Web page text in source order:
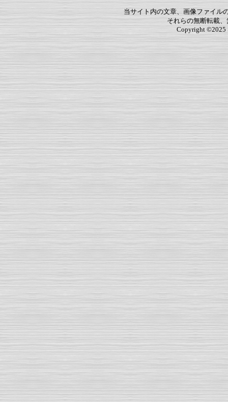
当サイト内の文章、画像ファイル
それらの無断転載
Copyright ©2025